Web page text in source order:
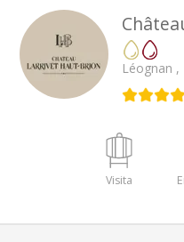
Léognan
Visita